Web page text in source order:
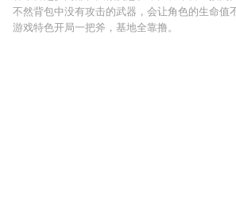
不然背包中没有攻击的武器，会让角色的生命值
游戏特色开局一把斧，基地全靠撸。